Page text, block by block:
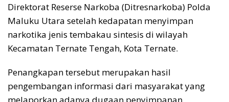
Direktorat Reserse Narkoba (Ditresnarkoba) Polda
Maluku Utara setelah kedapatan menyimpan
narkotika jenis tembakau sintesis di wilayah
Kecamatan Ternate Tengah, Kota Ternate.
Penangkapan tersebut merupakan hasil
pengembangan informasi dari masyarakat yang